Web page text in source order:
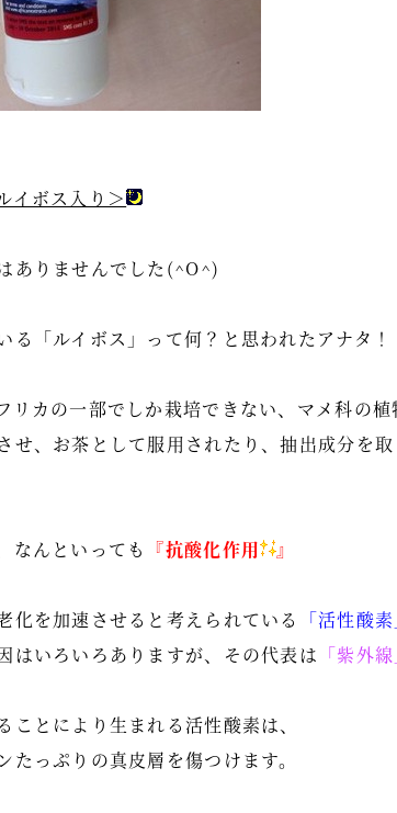
イボス入り＞
ありませんでした(^O^)
る「ルイボス」って何？と思われたアナタ！
リカの一部でしか栽培できない、マメ科の植
せ、お茶として服用されたり、抽出成分を
なんといっても 『抗酸化作用 』
化を加速させると考えられている 「活性酸素
はいろいろありますが、その代表は 「紫外線
ことにより生まれる活性酸素は、
たっぷりの真皮層を傷つけます。